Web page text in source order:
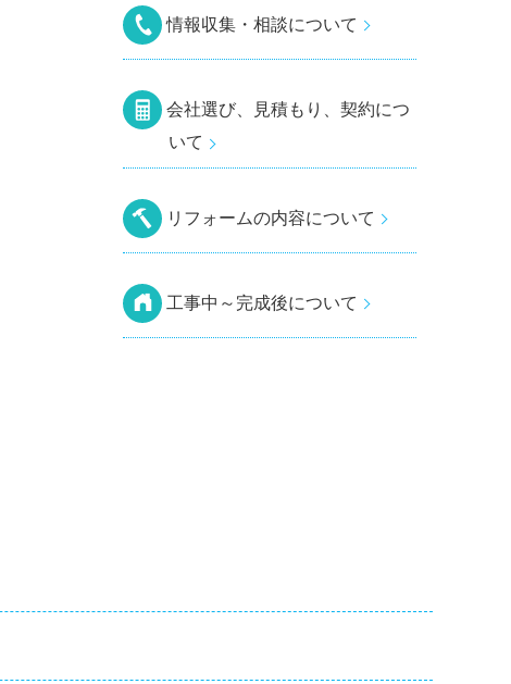
情報収集・相談について
会社選び、見積もり、契約につ
いて
リフォームの内容について
工事中～完成後について